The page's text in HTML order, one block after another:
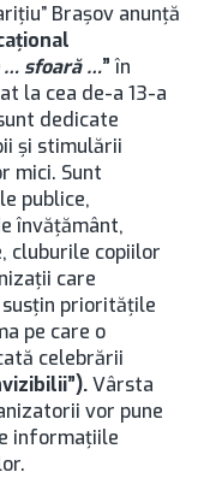
Braşov anunță
… sfoară …”în
la cea de-a 13-a
dedicate
şi stimulării
mici. Sunt
publice,
învăţământ,
cluburile copiilor
care
prioritățile
pe care o
celebrării
Vârsta
vor pune
informațiile